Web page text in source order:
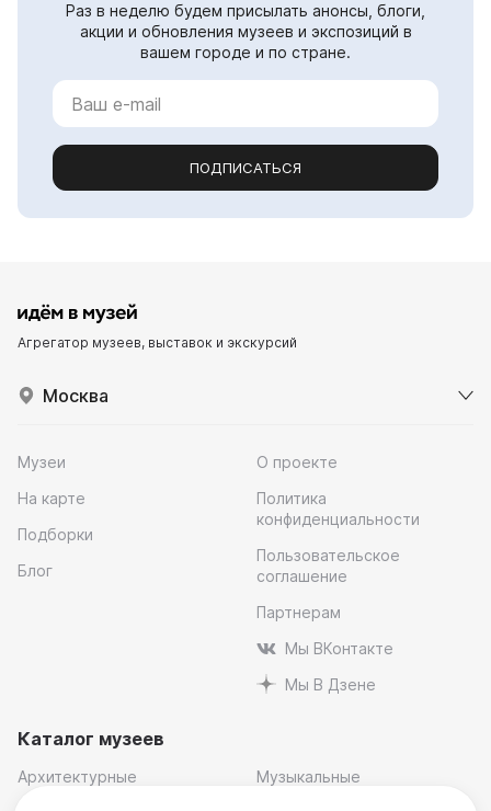
Раз в неделю будем присылать анонсы, блоги,
акции и обновления музеев и экспозиций в
вашем городе и по стране.
ПОДПИСАТЬСЯ
Агрегатор музеев, выставок и экскурсий
Москва
Музеи
На карте
Подборки
Блог
О проекте
Политика
конфиденциальности
Пользовательское
соглашение
Партнерам
Мы ВКонтакте
Мы В Дзене
Каталог музеев
Архитектурные
Музыкальные